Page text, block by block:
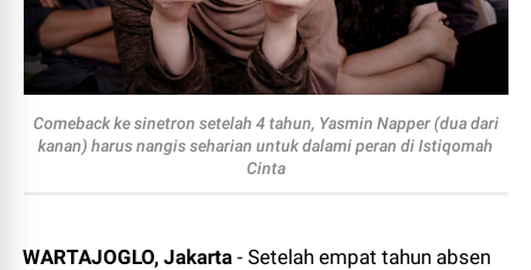
Comeback ke sinetron setelah 4 tahun, Yasmin Napper (dua dari
kanan) harus nangis seharian untuk dalami peran di Istiqomah
Cinta
WARTAJOGLO, Jakarta - Setelah empat tahun absen